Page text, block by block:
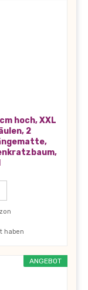
hoch, XXL
2
haben
ANGEBOT